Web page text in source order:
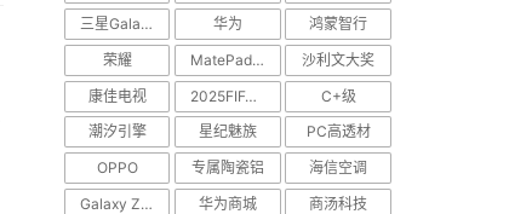
三星Galaxy S25 Edge
华为
鸿蒙智行
荣耀
MatePad Pro
沙利文大奖
康佳电视
2025FIFA世俱杯
C+级
潮汐引擎
星纪魅族
PC高透材
OPPO
专属陶瓷铝
海信空调
Galaxy Z Flip7
华为商城 商汤科技